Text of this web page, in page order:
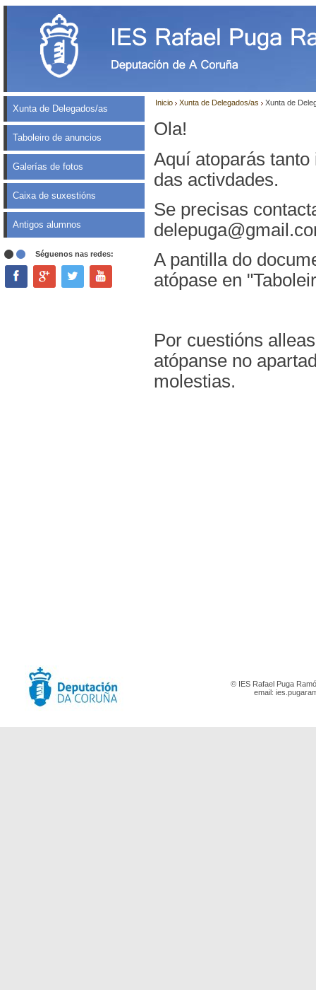
Xunta de Delegados/as
Taboleiro de anuncios
Galerías de fotos
Caixa de suxestións
Antigos alumnos
Séguenos nas redes:
Inicio Xunta de Delegados/as Xunta de
Ola!
Aquí atoparás
das activdades.
Se precisas
A pantilla do
atópase en
Por cuestións
atópanse no
molestias.
© IES Rafael Puga
email: